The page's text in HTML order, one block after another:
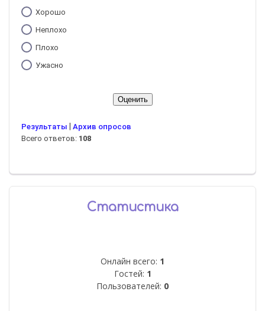
Хорошо
Неплохо
Плохо
Ужасно
Результаты
Архив опросов
Всего ответов: 108
Статистика
Онлайн всего: 1
Гостей: 1
Пользователей: 0